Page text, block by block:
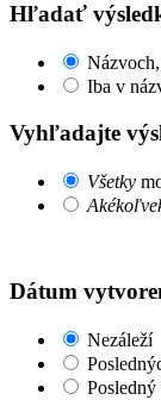
Hľadať
Iba v
Vyhľadajte
Všetky
Dátum
Nezáleží
Posledný